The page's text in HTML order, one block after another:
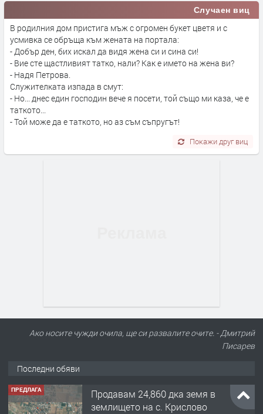
Случаен виц
В родилния дом пристига мъж с огромен букет цветя и с
усмивка се обръща към жената на портала:
- Добър ден, бих искал да видя жена си и сина си!
- Вие сте щастливият татко, нали? Как е името на жена ви?
- Надя Петрова.
Служителката изпада в смут:
- Но... днес един господин вече я посети, той също ми каза, че е
таткото...
- Той може да е таткото, но аз съм съпругът!
Покажи друг виц
Ако носите чужди очила, ще си развалите очите. - Дмитрий
Писарев
Последни обяви
ПРЕДЛАГА
Продавам 24,860 дка земя в
землището на с. Крислово